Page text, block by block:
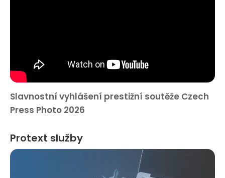
Slavnostní vyhlášení prestižní soutěže Czech
Press Photo 2026
Protext služby